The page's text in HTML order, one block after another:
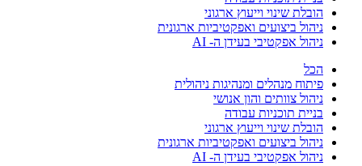
הובלת שינוי וייעוץ ארגוני
ניהול ביצועים ואפקטיביות ארגונית
ניהול אפקטיבי בעידן ה- AI
הכל
פיתוח מנהלים ומנהיגות ניהולית
ניהול צוותים והון אנושי
בניית תוכניות עבודה
הובלת שינוי וייעוץ ארגוני
ניהול ביצועים ואפקטיביות ארגונית
ניהול אפקטיבי בעידן ה- AI